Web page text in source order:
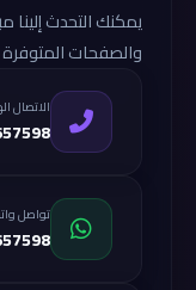
يمكنك التحدث إلينا
والصفحات
الاتصال
تواصل